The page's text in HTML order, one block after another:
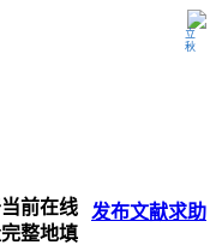
立秋
发布文献求助
前在线
整地填